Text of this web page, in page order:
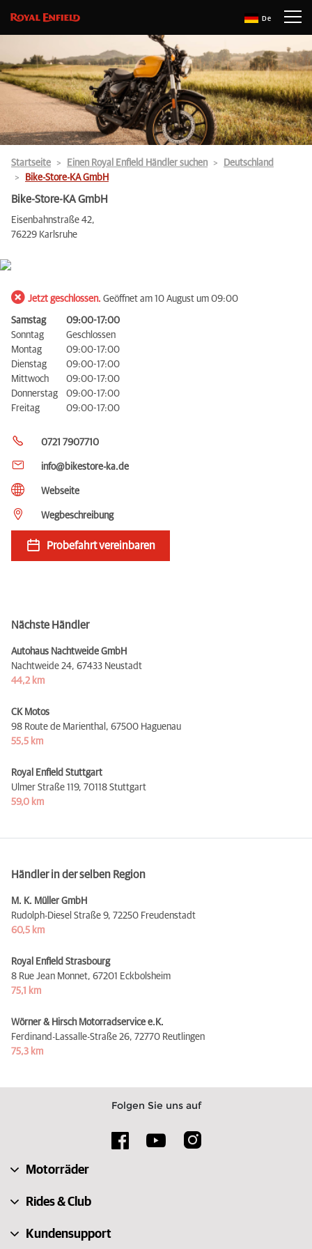
De
Startseite Einen Royal Enfield Händler suchen
Deutschland
Bike-Store-KA GmbH
Bike-Store-KA GmbH
Eisenbahnstraße 42,
76229 Karlsruhe
Jetzt geschlossen. Geöffnet am 10 August um 09:00
Samstag
09:00-17:00
Sonntag
Geschlossen
Montag
09:00-17:00
Dienstag
09:00-17:00
Mittwoch
09:00-17:00
Donnerstag
09:00-17:00
Freitag
09:00-17:00
0721 7907710
info@bikestore-ka.de
Webseite
Wegbeschreibung
Probefahrt vereinbaren
Nächste Händler
Autohaus Nachtweide GmbH
Nachtweide 24, 67433 Neustadt
44,2 km
CK Motos
98 Route de Marienthal, 67500 Haguenau
55,5 km
Royal Enfield Stuttgart
Ulmer Straße 119, 70118 Stuttgart
59,0 km
Händler in der selben Region
M. K. Müller GmbH
Rudolph-Diesel Straße 9, 72250 Freudenstadt
60,5 km
Royal Enfield Strasbourg
8 Rue Jean Monnet, 67201 Eckbolsheim
75,1 km
Wörner & Hirsch Motorradservice e.K.
Ferdinand-Lassalle-Straße 26, 72770 Reutlingen
75,3 km
Folgen Sie uns auf
Motorräder
Rides & Club
Kundensupport